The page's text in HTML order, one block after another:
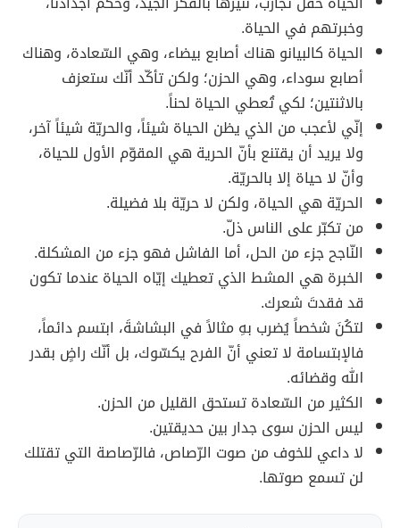
وخبرتهم في الحياة.
الحياة كالبيانو هناك أصابع بيضاء، وهي السّعادة، وهناك
أصابع سوداء، وهي الحزن؛ ولكن تأكّد أنّك ستعزف
بالاثنتين؛ لكي تُعطي الحياة لحناً.
إنّي لأعجب من الذي يظن الحياة شيئاً، والحريّة شيئاً آخر،
ولا يريد أن يقتنع بأنّ الحرية هي المقوّم الأول للحياة،
وأنّ لا حياة إلا بالحريّة.
الحريّة هي الحياة، ولكن لا حريّة بلا فضيلة.
من تكبّر على الناس ذلّ.
النّاجح جزء من الحل، أما الفاشل فهو جزء من المشكلة.
الخبرة هي المشط الذي تعطيك إيّاه الحياة عندما تكون
قد فقدتَ شعرك.
لتكُنَ شخصاً يُضرب بهِ مثالاً في البشاشةَ، ابتسم دائماً،
فالإبتسامة لا تعني أنّ الفرح يكسّوك، بل أنّك راضٍ بقدر
الله وقضائه.
الكثير من السّعادة تستحق القليل من الحزن.
ليس الحزن سوى جدار بين حديقتين.
لا داعي للخوف من صوت الرّصاص، فالرّصاصة التي تقتلك
لن تسمع صوتها.